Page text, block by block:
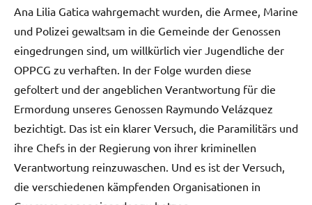
Ana Lilia Gatica wahrgemacht wurden, die Armee, Marine
und Polizei gewaltsam in die Gemeinde der Genossen
eingedrungen sind, um willkürlich vier Jugendliche der
OPPCG zu verhaften. In der Folge wurden diese
gefoltert und der angeblichen Verantwortung für die
Ermordung unseres Genossen Raymundo Velázquez
bezichtigt. Das ist ein klarer Versuch, die Paramilitärs und
ihre Chefs in der Regierung von ihrer kriminellen
Verantwortung reinzuwaschen. Und es ist der Versuch,
die verschiedenen kämpfenden Organisationen in